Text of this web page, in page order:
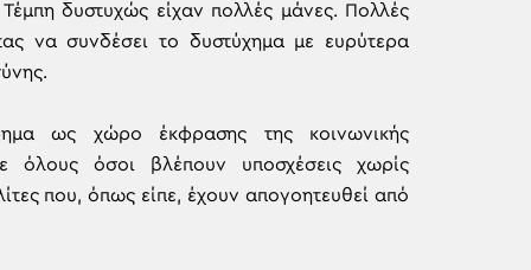
δυστυχώς είχαν πολλές μάνες. Πολλές
να συνδέσει το δυστύχημα με ευρύτερα
ως χώρο έκφρασης της κοινωνικής
όλους όσοι βλέπουν υποσχέσεις χωρίς
που, όπως είπε, έχουν απογοητευθεί από